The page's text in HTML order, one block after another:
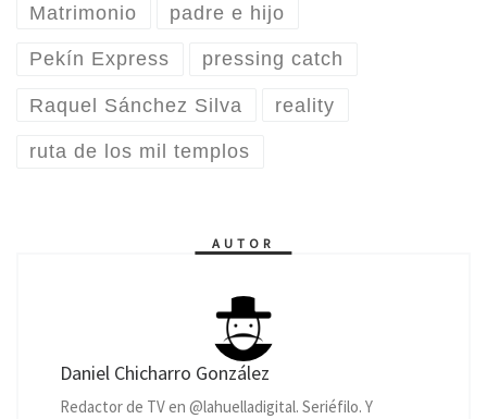
Matrimonio padre e hijo
Pekín Express pressing catch
Raquel Sánchez Silva reality
ruta de los mil templos
AUTOR
Daniel Chicharro González
Redactor de TV en @lahuelladigital. Seriéfilo. Y